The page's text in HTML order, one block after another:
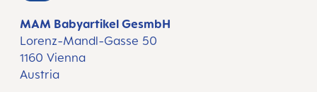
MAM Babyartikel GesmbH
Lorenz-Mandl-Gasse 50
1160 Vienna
Austria